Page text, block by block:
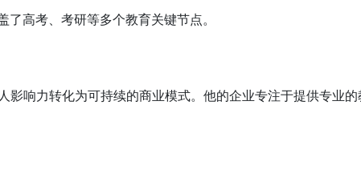
高考、考研等多个教育关键节点。
响力转化为可持续的商业模式。他的企业专注于提供专业